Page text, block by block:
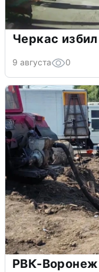
Черкас
9 августа 0
РВК-Воронеж